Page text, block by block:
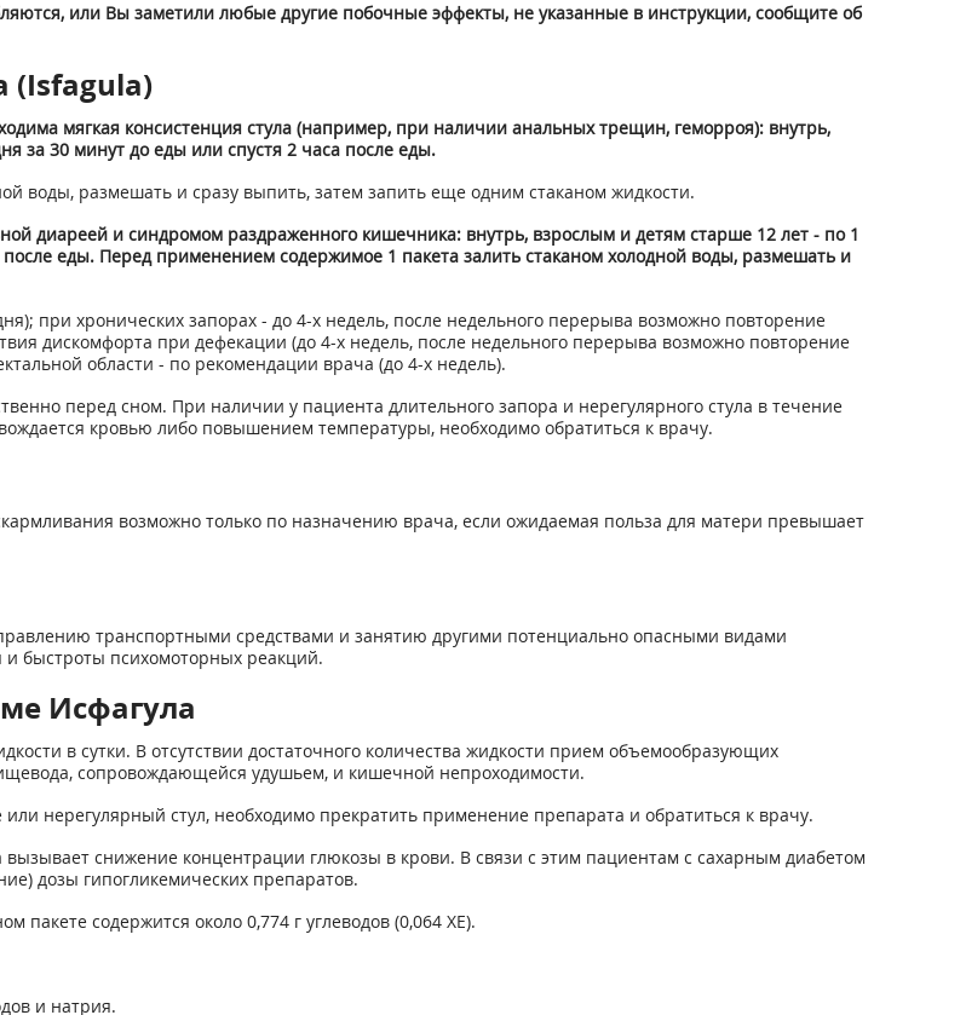
или Вы заметили любые другие побочные эффекты, не указанные в инструкции, сообщите об
(Isfagula)
мягкая консистенция стула (например, при наличии анальных трещин, геморроя): внутрь,
за 30 минут до еды или спустя 2 часа после еды.
воды, размешать и сразу выпить, затем запить еще одним стаканом жидкости.
диареей и синдромом раздраженного кишечника: внутрь, взрослым и детям старше 12 лет - по 1
еды. Перед применением содержимое 1 пакета залить стаканом холодной воды, размешать и
при хронических запорах - до 4-х недель, после недельного перерыва возможно повторение
дискомфорта при дефекации (до 4-х недель, после недельного перерыва возможно повторение
области - по рекомендации врача (до 4-х недель).
перед сном. При наличии у пациента длительного запора и нерегулярного стула в течение
кровью либо повышением температуры, необходимо обратиться к врачу.
возможно только по назначению врача, если ожидаемая польза для матери превышает
транспортными средствами и занятию другими потенциально опасными видами
быстроты психомоторных реакций.
Исфагула
в сутки. В отсутствии достаточного количества жидкости прием объемообразующих
сопровождающейся удушьем, и кишечной непроходимости.
нерегулярный стул, необходимо прекратить применение препарата и обратиться к врачу.
снижение концентрации глюкозы в крови. В связи с этим пациентам с сахарным диабетом
дозы гипогликемических препаратов.
содержится около 0,774 г углеводов (0,064 ХЕ).
и натрия.